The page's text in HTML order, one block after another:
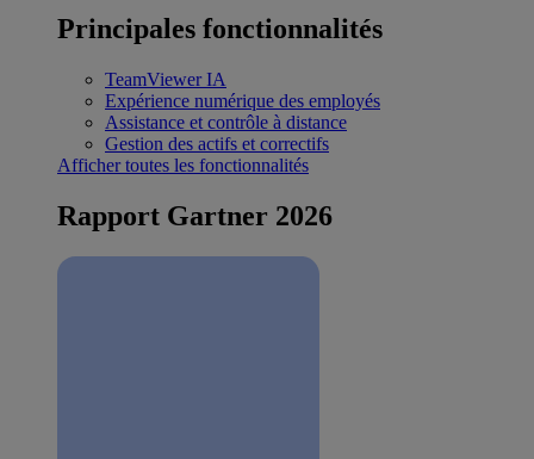
Principales fonctionnalités
TeamViewer IA
Expérience numérique des employés
Assistance et contrôle à distance
Gestion des actifs et correctifs
Afficher toutes les fonctionnalités
Rapport Gartner 2026